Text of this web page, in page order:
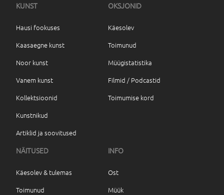
KUNST
Hausi fookuses
Kaasaegne kunst
Noor kunst
Vanem kunst
Kollektsioonid
Kunstnikud
Artiklid ja soovitused
OKSJONID
Käesolev
Toimunud
Müügistatistika
Filmid / Podcastid
Toimumise kord
NÄITUSED
Käesolev & tulemas
Toimunud
INFO
Ost
Müük